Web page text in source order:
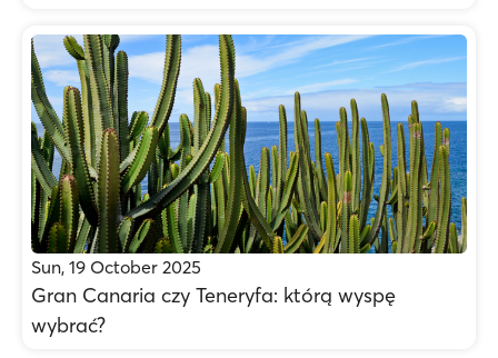
Sun, 19 October 2025
Gran Canaria czy Teneryfa: którą wyspę
wybrać?